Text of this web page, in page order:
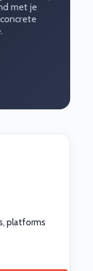
met je
platforms